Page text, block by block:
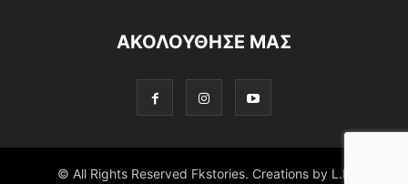
ΑΚΟΛΟΥΘΗΣΕ ΜΑΣ
© All Rights Reserved Fkstories. Creations by L.K